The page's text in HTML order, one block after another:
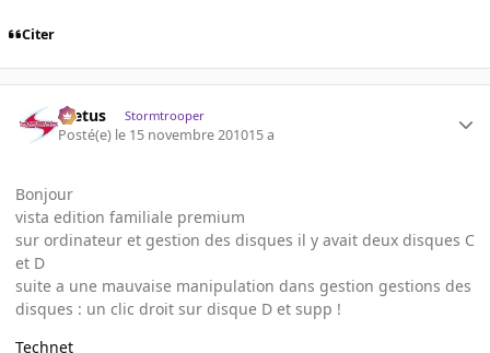
Citer
foetus Stormtrooper
Posté(e) le 15 novembre 201015 a
Bonjour
vista edition familiale premium
sur ordinateur et gestion des disques il y avait deux disques C
et D
suite a une mauvaise manipulation dans gestion gestions des
disques : un clic droit sur disque D et supp !
Technet